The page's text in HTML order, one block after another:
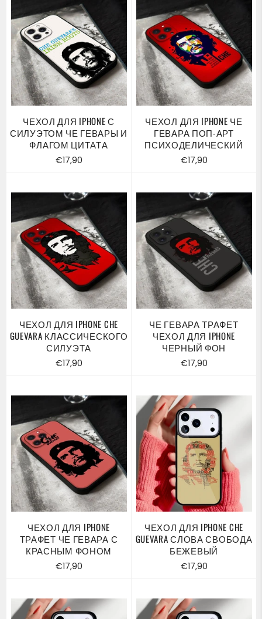
ЧЕХОЛ ДЛЯ IPHONE С
СИЛУЭТОМ ЧЕ ГЕВАРЫ И
ФЛАГОМ ЦИТАТА
Обычная
€17,90
ЧЕХОЛ ДЛЯ IPHONE ЧЕ
ГЕВАРА ПОП-АРТ
ПСИХОДЕЛИЧЕСКИЙ
Обычная
€17,90
ЧЕХОЛ ДЛЯ IPHONE CHE
GUEVARA КЛАССИЧЕСКОГО
СИЛУЭТА
Обычная
€17,90
ЧЕ ГЕВАРА ТРАФЕТ
ЧЕХОЛ ДЛЯ IPHONE
ЧЕРНЫЙ ФОН
Обычная
€17,90
ЧЕХОЛ ДЛЯ IPHONE
ТРАФЕТ ЧЕ ГЕВАРА С
КРАСНЫМ ФОНОМ
Обычная
€17,90
ЧЕХОЛ ДЛЯ IPHONE CHE
GUEVARA СЛОВА СВОБОДА
БЕЖЕВЫЙ
Обычная
€17,90